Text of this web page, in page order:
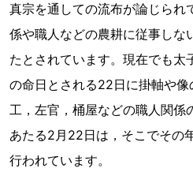
真宗を通しての流布が論じられ
係や職人などの農耕に従事しな
たとされています。現在でも太
の命日とされる22日に掛軸や
工，左官，桶屋などの職人関係
あたる2月22日は，そこでその
行われています。